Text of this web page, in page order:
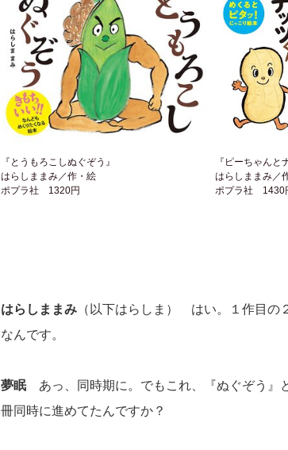
『とうもろこしぬぐぞう』
はらしままみ／作・絵
ポプラ社 1320円
『ピーちゃんと
はらしままみ／
ポプラ社 1430
はらしままみ （以下はらしま） はい。１作目の
なんです。
夢眠あっ、同時期に。でもこれ、『ぬぐぞう』
冊同時に進めてたんですか？